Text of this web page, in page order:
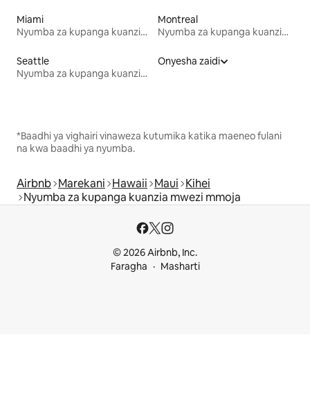
Miami
Nyumba za kupanga kuanzia mwezi mmoja
Montreal
Nyumba za kupanga kuanzia mwezi mmoja
Seattle
Nyumba za kupanga kuanzia mwezi mmoja
Onyesha zaidi
*Baadhi ya vighairi vinaweza kutumika katika maeneo fulani
na kwa baadhi ya nyumba.
Airbnb Marekani Hawaii Maui Kihei
Nyumba za kupanga kuanzia mwezi mmoja
© 2026 Airbnb, Inc.
Faragha
Masharti